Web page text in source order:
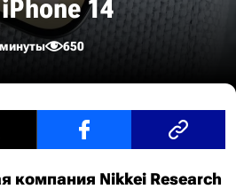
14
650
компания Nikkei Research